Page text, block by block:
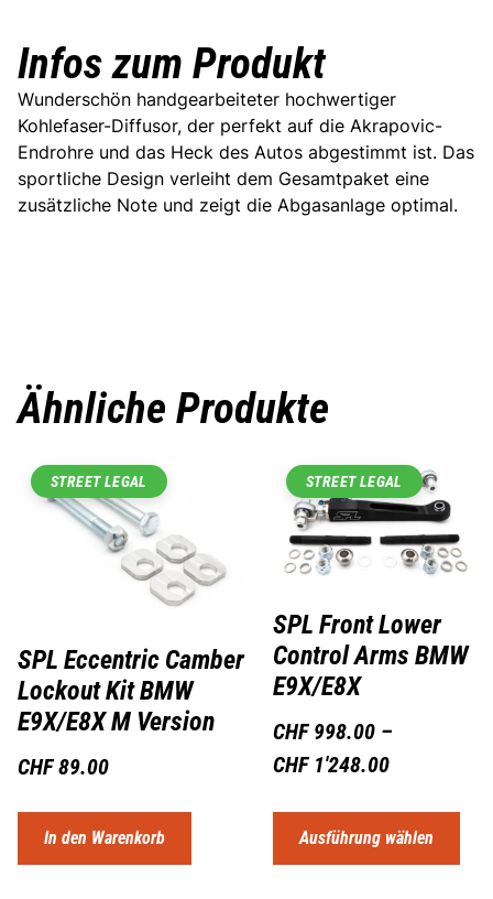
Infos zum Produkt
Wunderschön handgearbeiteter hochwertiger
Kohlefaser-Diffusor, der perfekt auf die Akrapovic-
Endrohre und das Heck des Autos abgestimmt ist. Das
sportliche Design verleiht dem Gesamtpaket eine
zusätzliche Note und zeigt die Abgasanlage optimal.
Ähnliche Produkte
STREET LEGAL
SPL Eccentric Camber
Lockout Kit BMW
E9X/E8X M Version
CHF89.00
In den Warenkorb
STREET LEGAL
SPL Front Lower
Control Arms BMW
E9X/E8X
CHF998.00 –
CHF1'248.00
Ausführung wählen